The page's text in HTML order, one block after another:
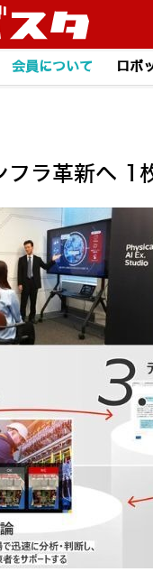
会員について ロボ
フラ革新へ 1